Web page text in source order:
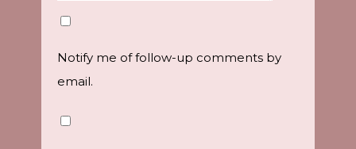
Notify me of follow-up comments by
email.